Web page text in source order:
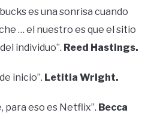
es una sonrisa cuando
… el nuestro es que el sitio
individuo”. Reed Hastings.
inicio”. Letitia Wright.
para eso es Netflix”. Becca